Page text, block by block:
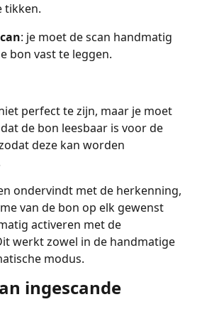
tikken.
: je moet de scan handmatig
bon vast te leggen.
perfect te zijn, maar je moet
de bon leesbaar is voor de
deze kan worden
ondervindt met de herkenning,
van de bon op elk gewenst
activeren met de
werkt zowel in de handmatige
modus.
ingescande